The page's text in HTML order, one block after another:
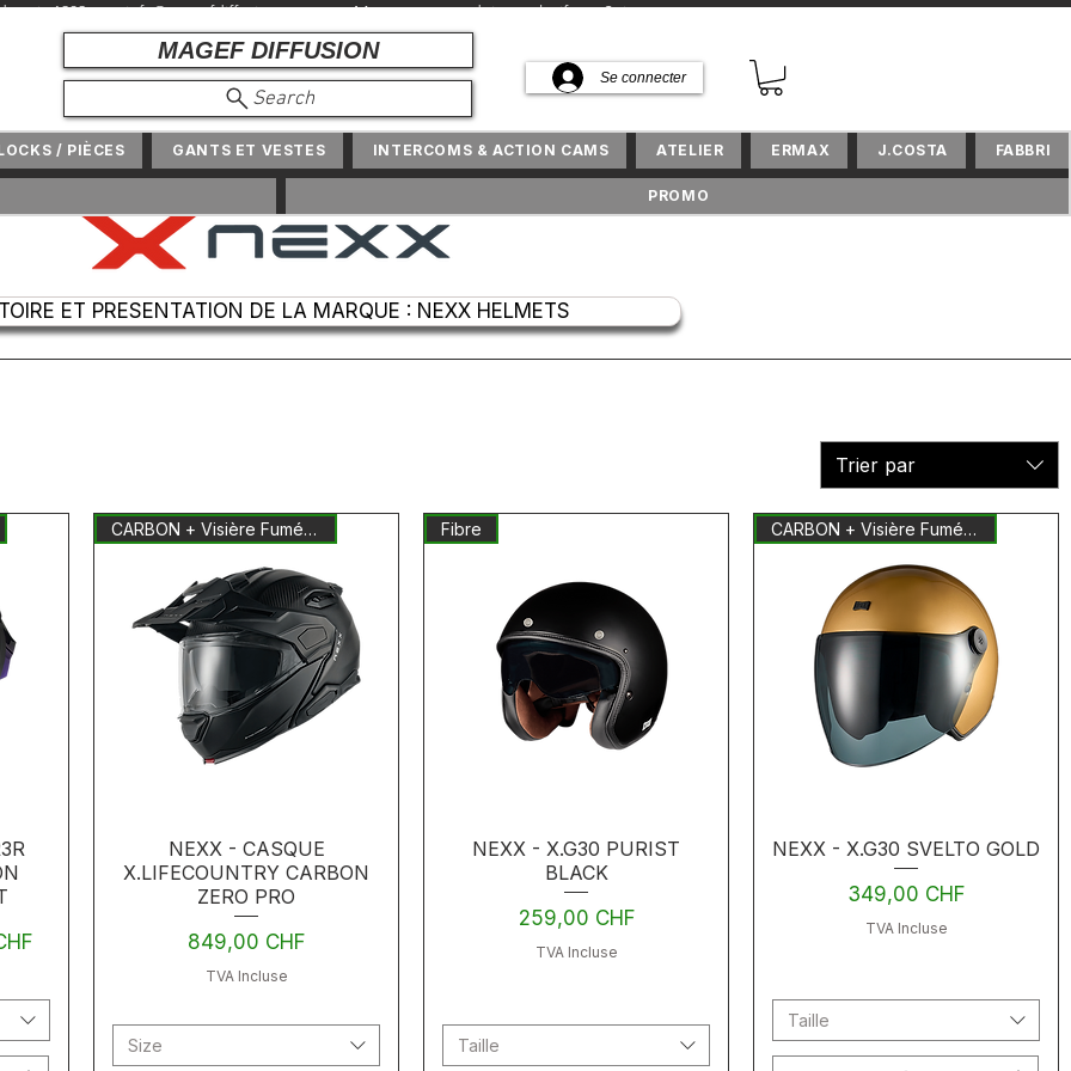
1982 +info@magefdiffusion.com+ Marques et produits exclusifs en Suisse
Se connecter
MAGEF DIFFUSION
Search
ET PRESENTATION DE LA MARQUE : NEXX HELMETS
Trier par
CARBON + Visière Fumée Inclus
NEXX - CASQUE
X.LIFECOUNTRY CARBON
ZERO PRO
Prix
849,00 CHF
TVA Incluse
Size
Fibre
NEXX - X.G30 PURIST
BLACK
Prix
259,00 CHF
TVA Incluse
Taille
CARBON + Visière Fumée Inclus
NEXX - X.G30 SVELTO GOLD
Prix
349,00 CHF
TVA Incluse
Taille
/ PIÈCES GANTS ET VESTES INTERCOMS & ACTION CAMS ATELIER ERMAX J.COSTA FABBRI
PROMO